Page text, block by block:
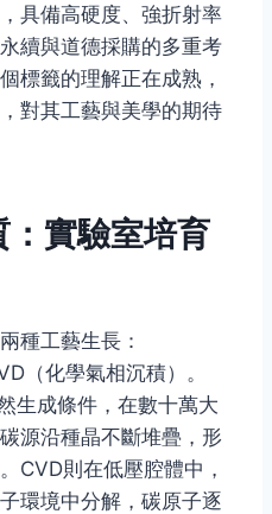
具備高硬度、強折射率
續與道德採購的多重考
標籤的理解正在成熟，
對其工藝與美學的期待
實驗室培育
種工藝生長：
（化學氣相沉積）。
生成條件，在數十萬大
源沿種晶不斷堆疊，形
CVD則在低壓腔體中，
環境中分解，碳原子逐